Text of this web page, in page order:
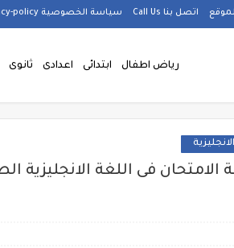
اتصل بنا Call Us سياسة الخصوصية privacy-policy
رياض اطفال ابتدائى اعدادى ثانوى
فى اللغة الانجليزية